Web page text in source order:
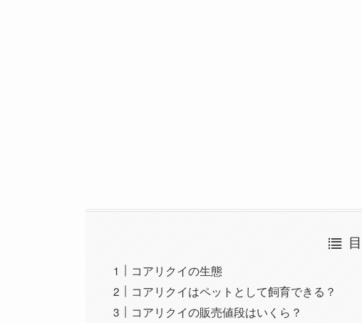
コアリクイの生態
コアリクイはペットとして飼育できる？
コアリクイの販売値段はいくら？